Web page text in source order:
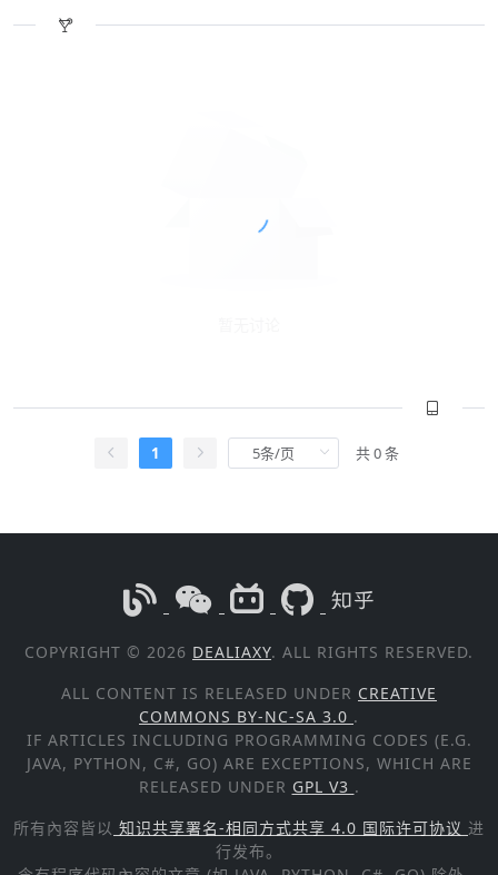
1 共 0 条
COPYRIGHT © 2026 DEALIAXY. ALL RIGHTS RESERVED.
ALL CONTENT IS RELEASED UNDER CREATIVE
COMMONS BY-NC-SA 3.0 .
IF ARTICLES INCLUDING PROGRAMMING CODES (E.G.
JAVA, PYTHON, C#, GO) ARE EXCEPTIONS, WHICH ARE
RELEASED UNDER GPL V3 .
所有內容皆以 知识共享署名-相同方式共享 4.0 国际许可协议 进
行发布。